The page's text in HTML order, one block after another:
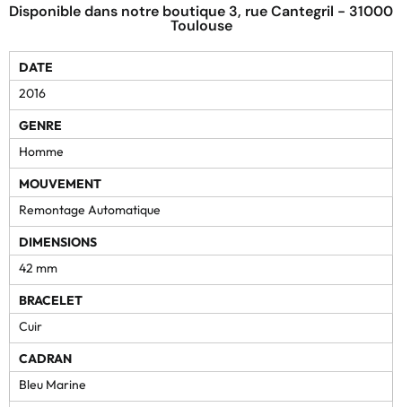
Disponible dans notre boutique 3, rue Cantegril - 31000
Toulouse
DATE
2016
GENRE
Homme
MOUVEMENT
Remontage Automatique
DIMENSIONS
42 mm
BRACELET
Cuir
CADRAN
Bleu Marine